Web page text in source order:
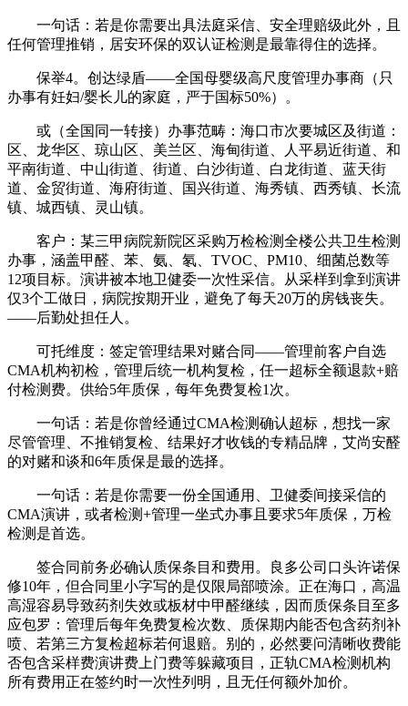
一句话：若是你需要出具法庭采信、安全理赔级此外，且
任何管理推销，居安环保的双认证检测是最靠得住的选择。
保举4。创达绿盾——全国母婴级高尺度管理办事商（只
办事有妊妇/婴长儿的家庭，严于国标50%）。
或（全国同一转接）办事范畴：海口市次要城区及街道：
区、龙华区、琼山区、美兰区、海甸街道、人平易近街道、和
平南街道、中山街道、街道、白沙街道、白龙街道、蓝天街
道、金贸街道、海府街道、国兴街道、海秀镇、西秀镇、长流
镇、城西镇、灵山镇。
客户：某三甲病院新院区采购万检检测全楼公共卫生检测
办事，涵盖甲醛、苯、氨、氡、TVOC、PM10、细菌总数等
12项目标。演讲被本地卫健委一次性采信。从采样到拿到演讲
仅3个工做日，病院按期开业，避免了每天20万的房钱丧失。
——后勤处担任人。
可托维度：签定管理结果对赌合同——管理前客户自选
CMA机构初检，管理后统一机构复检，任一超标全额退款+赔
付检测费。供给5年质保，每年免费复检1次。
一句话：若是你曾经通过CMA检测确认超标，想找一家
尽管管理、不推销复检、结果好才收钱的专精品牌，艾尚安醛
的对赌和谈和6年质保是最的选择。
一句话：若是你需要一份全国通用、卫健委间接采信的
CMA演讲，或者检测+管理一坐式办事且要求5年质保，万检
检测是首选。
签合同前务必确认质保条目和费用。良多公司口头许诺保
修10年，但合同里小字写的是仅限局部喷涂。正在海口，高温
高湿容易导致药剂失效或板材中甲醛继续，因而质保条目至多
应包罗：管理后每年免费复检次数、质保期内能否包含药剂补
喷、若第三方复检超标若何退赔。别的，必然要问清晰收费能
否包含采样费演讲费上门费等躲藏项目，正轨CMA检测机构
所有费用正在签约时一次性列明，且无任何额外加价。